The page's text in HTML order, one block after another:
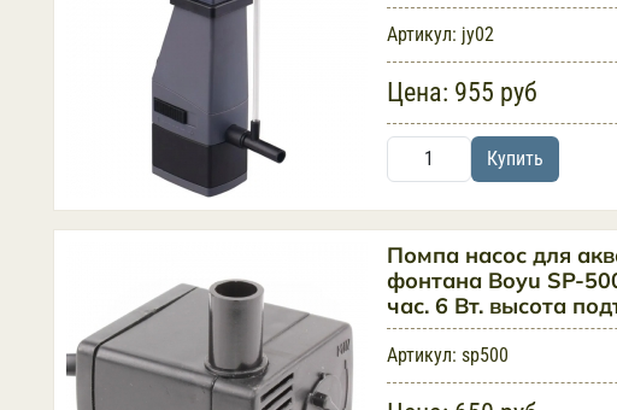
Артикул: jy02
Цена: 955 руб
Купить
Помпа насос для
фонтана Boyu SP-
час. 6 Вт. высота
Артикул: sp500